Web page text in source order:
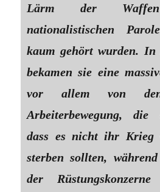
Lärm der
nationalistischen
kaum gehört wurden.
bekamen sie eine
vor allem von
Arbeiterbewegung,
dass es nicht ihr Krieg
sterben sollten,
der